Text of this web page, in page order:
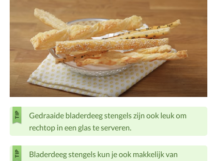
Gedraaide bladerdeeg stengels zijn ook leuk om
rechtop in een glas te serveren.
Bladerdeeg stengels kun je ook makkelijk van